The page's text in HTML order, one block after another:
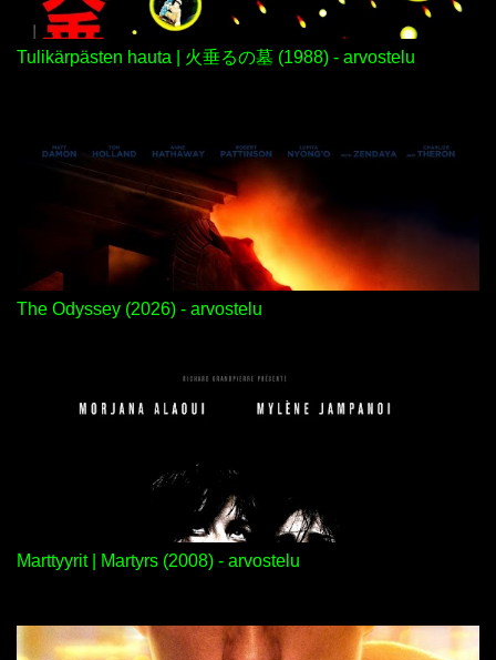
Tulikärpästen hauta | 火垂るの墓 (1988) - arvostelu
The Odyssey (2026) - arvostelu
Marttyyrit | Martyrs (2008) - arvostelu